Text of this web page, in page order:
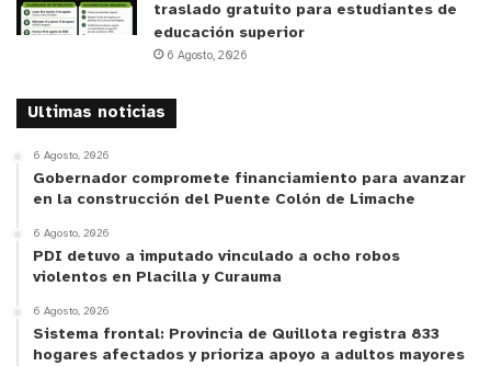
traslado gratuito para estudiantes de
educación superior
6 Agosto, 2026
Ultimas noticias
6 Agosto, 2026
Gobernador compromete financiamiento para avanzar
en la construcción del Puente Colón de Limache
6 Agosto, 2026
PDI detuvo a imputado vinculado a ocho robos
violentos en Placilla y Curauma
6 Agosto, 2026
Sistema frontal: Provincia de Quillota registra 833
hogares afectados y prioriza apoyo a adultos mayores